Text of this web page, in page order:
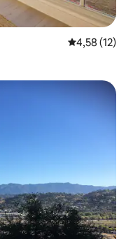
4,58 de uma
4,58 (12)